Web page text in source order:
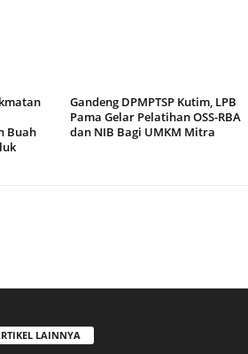
Buah
Gandeng DPMPTSP Kutim, LPB
Pama Gelar Pelatihan OSS-RBA
dan NIB Bagi UMKM Mitra
LAINNYA